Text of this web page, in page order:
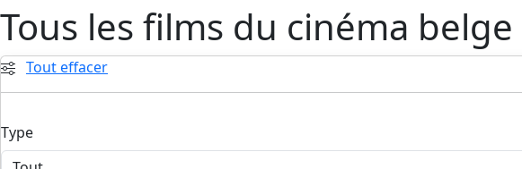
Tous les films du cinéma belge
Tout effacer
Type